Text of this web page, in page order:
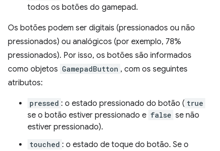
todos os botões do gamepad.
Os botões podem ser digitais (pressionados ou não
pressionados) ou analógicos (por exemplo, 78%
pressionados). Por isso, os botões são informados
como objetos GamepadButton , com os seguintes
atributos:
pressed : o estado pressionado do botão ( true
se o botão estiver pressionado e false se não
estiver pressionado).
touched : o estado de toque do botão. Se o